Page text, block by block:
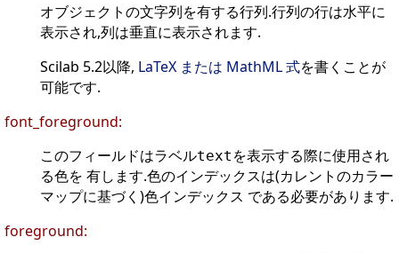
オブジェクトの文字列を有する行列.行列の行は水平に
表示され,列は垂直に表示されます.
Scilab 5.2以降, LaTeX または MathML 式を書くことが
可能です.
font_foreground:
このフィールドはラベルtext を表示する際に使用され
る色を 有します.色のインデックスは(カレントのカラー
マップに基づく)色インデックス である必要があります.
foreground: